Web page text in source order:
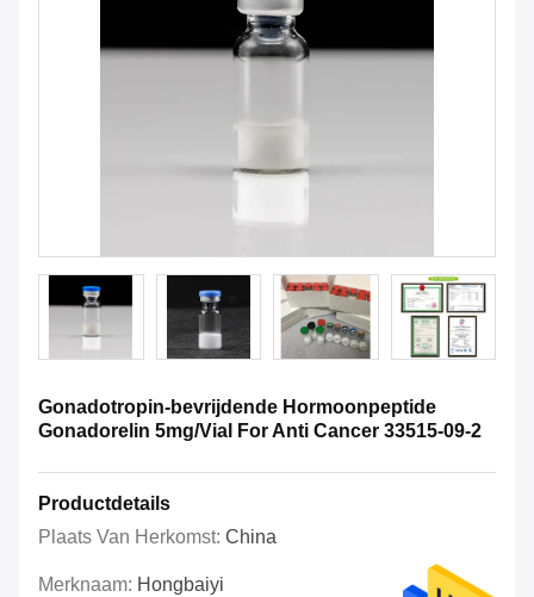
Gonadotropin-bevrijdende Hormoonpeptide
Gonadorelin 5mg/Vial For Anti Cancer 33515-09-2
Productdetails
Plaats Van Herkomst: China
Merknaam: Hongbaiyi